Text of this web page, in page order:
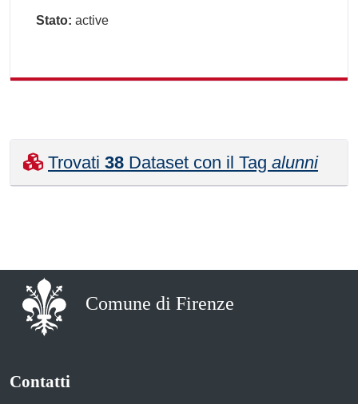
Stato: active
Trovati 38 Dataset con il Tag alunni
Comune di Firenze
Contatti